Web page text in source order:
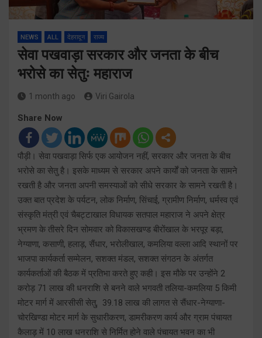
NEWS ALL देहरादून राज्य
सेवा पखवाड़ा सरकार और जनता के बीच
भरोसे का सेतुः महाराज
1 month ago Viri Gairola
Share Now
पौड़ी। सेवा पखवाड़ा सिर्फ एक आयोजन नहीं, सरकार और जनता के बीच
भरोसे का सेतु है। इसके माध्यम से सरकार अपने कार्यों को जनता के सामने
रखती है और जनता अपनी समस्याओं को सीधे सरकार के सामने रखती है।
उक्त बात प्रदेश के पर्यटन, लोक निर्माण, सिंचाई, ग्रामीण निर्माण, धर्मस्व एवं
संस्कृति मंत्री एवं चैबट्टाखाल विधायक सतपाल महाराज ने अपने क्षेत्र
भ्रमण के तीसरे दिन सोमवार को विकासखण्ड बीरोंखाल के भरपूर बड़ा,
नेग्याणा, कसाणी, हलाड़, सैंधार, भरोलीखाल, कमलिया वल्ला आदि स्थानों पर
भाजपा कार्यकर्ता सम्मेलन, सशक्त मंडल, सशक्त संगठन के अंतर्गत
कार्यकर्ताओं की बैठक में प्रतिभा करते हुए कही। इस मौके पर उन्होंने 2
करोड़ 71 लाख की धनराशि से बनने वाले भगवती तलिया-कमलिया 5 किमी
मोटर मार्ग में आरसीसी सेतु, 39.18 लाख की लागत से सैंधार-नेग्याणा-
चोरखिण्डा मोटर मार्ग के सुधारीकरण, डामरीकरण कार्य और ग्राम पंचायत
कैलाड़ में 10 लाख धनराशि से निर्मित होने वाले पंचायत भवन का भी